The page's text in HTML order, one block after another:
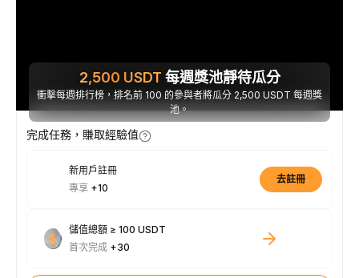
2,500 USDT 每週獎池靜待瓜分
衝擊每週排行榜，排名前 100 的參與者將瓜分 2,500 USDT 每週獎
池。
完成任務，賺取經驗值
新用戶註冊
專享 +10
去註冊
儲值總額 ≥ 100 USDT
首次完成 +30